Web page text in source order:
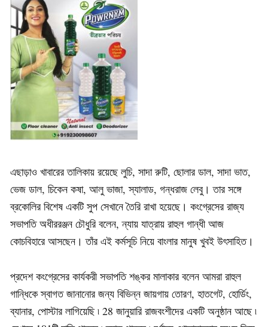
এছাড়াও খাবারের তালিকায় রয়েছে লুচি, সাদা রুটি, ছোলার ডাল, সাদা ভাত,
ভেজ ডাল, চিকেন কষা, আলু ভাজা, স্যালাড, গন্ধরাজ লেবু। তার সঙ্গে
ব্রকোলির বিশেষ একটি সুপ সেখানে তৈরি রাখা হয়েছে। কংগ্রেসের রাজ্য
সভাপতি অধীররঞ্জন চৌধুরি বলেন, ন্যায় যাত্রায় রাহুল গান্ধী আজ
কোচবিহারে আসছেন। তাঁর এই কর্মসূচি নিয়ে বাংলার মানুষ খুবই উৎসাহিত।
প্রদেশ কংগ্রেসের কার্যকরী সভাপতি শঙ্কর মালাকার বলেন আমরা রাহুল
গান্ধিকে স্বাগত জানানোর জন্য বিভিন্ন জায়গায় তোরণ, হাতগেট, হোর্ডিং,
ব্যানার, পোস্টার লাগিয়েছি ৷ 28 জানুয়ারি রাজবংশীদের একটি অনুষ্ঠান আছে ৷